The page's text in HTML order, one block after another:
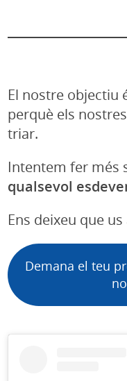
El nostre objectiu
perquè els
triar.
Intentem fer més
qualsevol
Ens deixeu que
Demana el teu